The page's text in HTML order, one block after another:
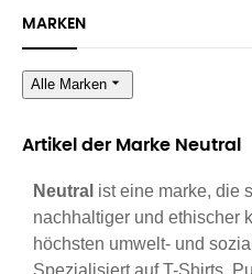
MARKEN
Alle Marken arrow_drop_down
Artikel der Marke Neutral
Neutral ist eine marke, die
nachhaltiger und ethischer
höchsten umwelt- und
Spezialisiert auf T-Shirts,